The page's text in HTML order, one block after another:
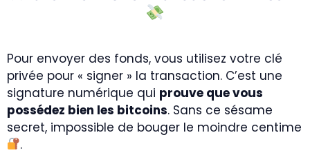
Pour envoyer des fonds, vous utilisez votre clé
privée pour « signer » la transaction. C’est une
signature numérique qui prouve que vous
possédez bien les bitcoins. Sans ce sésame
secret, impossible de bouger le moindre centime
.